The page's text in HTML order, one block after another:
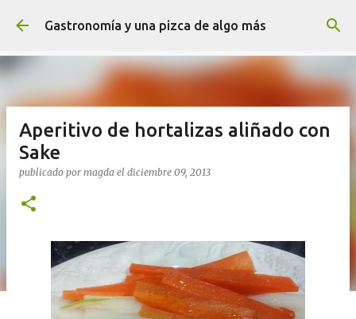
Ir al contenido principal
Gastronomía y una pizca de algo más
Aperitivo de hortalizas aliñado con
Sake
publicado por magda el diciembre 09, 2013